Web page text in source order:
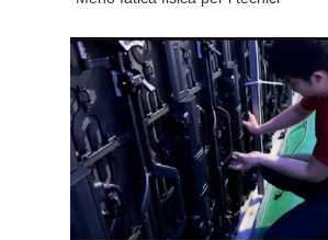
Chiedi un preventivo
Display a parete video a LED
Schermata del display LED